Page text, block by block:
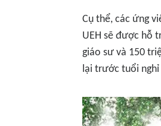
Cụ thể, các ứng
UEH sẽ được hỗ
giáo sư và 150
lại trước tuổi nghỉ